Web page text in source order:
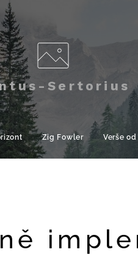
Sertorius
Zig Fowler Verše